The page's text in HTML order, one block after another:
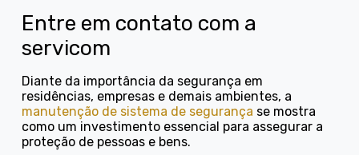
Entre em contato com a
servicom
Diante da importância da segurança em
residências, empresas e demais ambientes, a
manutenção de sistema de segurança se mostra
como um investimento essencial para assegurar a
proteção de pessoas e bens.